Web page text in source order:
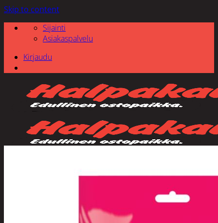
Skip to content
Sijainti
Asiakaspalvelu
Kirjaudu